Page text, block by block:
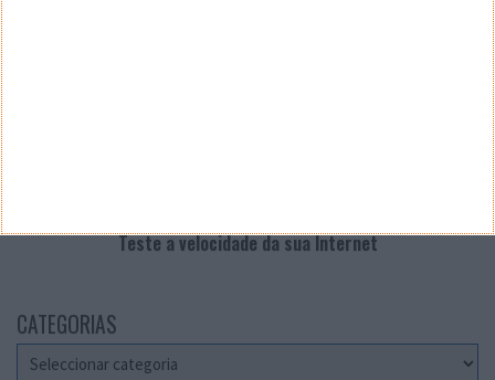
Teste a velocidade da sua Internet
CATEGORIAS
Categorias